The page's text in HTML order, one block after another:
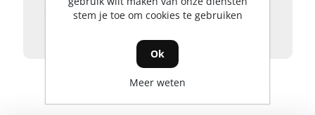
debiteurnummer beschikt, vragen wij
borg en legitimatie.
stem je toe om cookies te gebruiken
Ok
Meer weten